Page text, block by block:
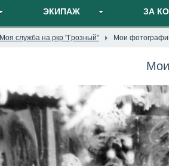
ЭКИПАЖ ЗА
Моя служба на ркр "Грозный" Мои